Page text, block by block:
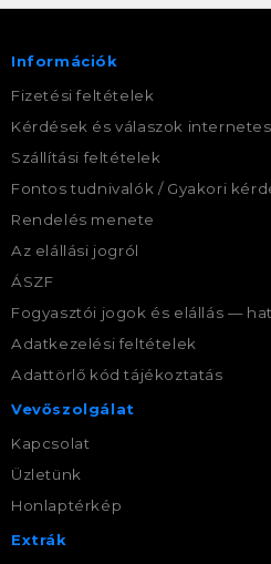
Információk
Fizetési feltételek
Kérdések és válaszok
Szállítási feltételek
Fontos tudnivalók / Gyakori
Rendelés menete
Az elállási jogról
ÁSZF
Fogyasztói jogok és elállás —
Adatkezelési feltételek
Adattörlő kód tájékoztatás
Vevőszolgálat
Kapcsolat
Üzletünk
Honlaptérkép
Extrák